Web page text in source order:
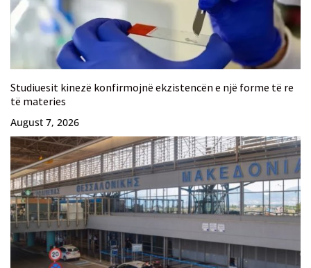
Studiuesit kinezë konfirmojnë ekzistencën e një forme të re
të materies
August 7, 2026